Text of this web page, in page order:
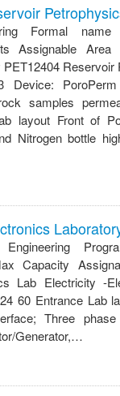
Formal
Assignable Area
PoroPerm
samples
layout Front of
Nitrogen bottle
Engineering
Capacity
Lab Electricity -
60 Entrance Lab
Three
Generator,…